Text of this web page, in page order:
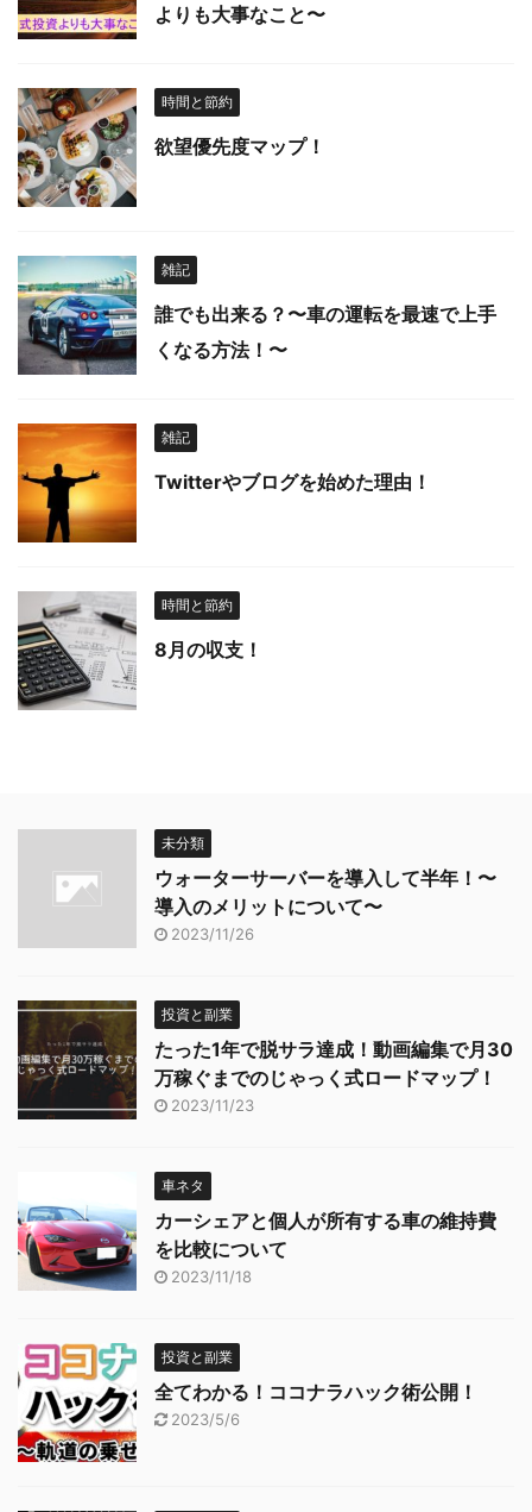
よりも大事なこと〜
時間と節約
欲望優先度マップ！
雑記
誰でも出来る？〜車の運転を最速で上手
くなる方法！〜
雑記
Twitterやブログを始めた理由！
時間と節約
8月の収支！
未分類
ウォーターサーバーを導入して半年！〜
導入のメリットについて〜
2023/11/26
投資と副業
たった1年で脱サラ達成！動画編集で月30
万稼ぐまでのじゃっく式ロードマップ！
2023/11/23
車ネタ
カーシェアと個人が所有する車の維持費
を比較について
2023/11/18
投資と副業
全てわかる！ココナラハック術公開！
2023/5/6